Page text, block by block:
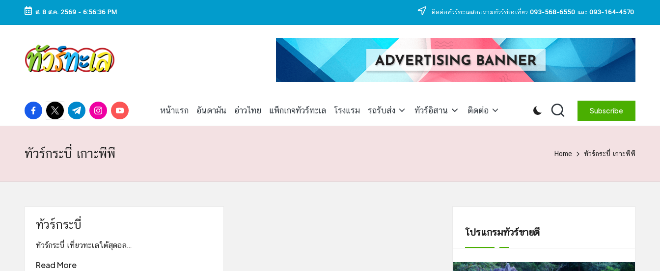
Skip
ส. 8 ส.ค. 2569 - 6:56:37 PM ติดต่อทัวร์ทะเลสอบถามทัวร์ท่องเที่ยว 093-568-6550 และ 093-164-4570.
ทั
ว
ท
เ
ล
ทัวร์
ทะเล
ราคา
แพ็ก
เที่ยว
ทะเล
ทั่ว
facebook.com
twitter.com
t.me instagram.com
youtube.com หน้าแรก อันดามัน อ่าวไทย แพ็กเกจทัวร์ทะเล โรงแรม รถรับส่ง ทัวร์อิสาน ติดต่อ Subscribe
ทัวร์กระบี่ เกาะพีพี Home ทัวร์กระบี่ เกาะพีพี
ทัวร์กระบี่
ทัวร์กระบี่ เที่ยวทะเลใต้สุดอล…
Read More
โปรแกรมทัวร์ขายดี